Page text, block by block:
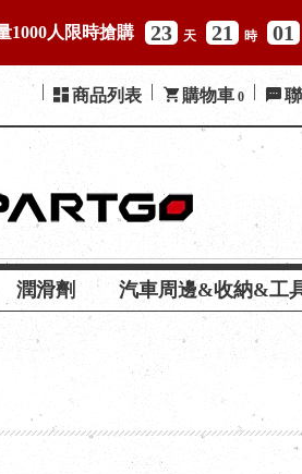
1000人限時搶購 23 天 21 時 01
商品列表 購物車 0
潤滑劑 汽車周邊&收納&工